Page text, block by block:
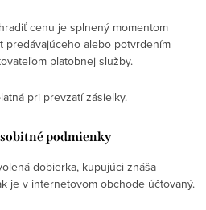
cenu je splnený momentom
predávajúceho alebo potvrdením
platobnej služby.
pri prevzatí zásielky.
podmienky
dobierka, kupujúci znáša
je v internetovom obchode účtovaný.